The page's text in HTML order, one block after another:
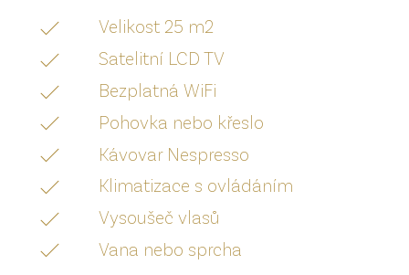
Velikost 25 m2
Satelitní LCD TV
Bezplatná WiFi
Pohovka nebo křeslo
Kávovar Nespresso
Klimatizace s ovládáním
Vysoušeč vlasů
Vana nebo sprcha